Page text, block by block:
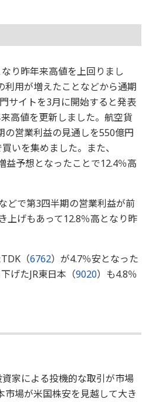
り昨年来高値を上回りまし
用が増えたことなどから通期
サイトを3月に開始すると発表
高値を更新しました。航空貨
営業利益の見通しを550億円
いを集めました。また、
益予想となったことで12.4％高
どで第3四半期の営業利益が前
上げもあって12.8％高となり昨
（6762）が4.7％安となった
げたJR東日本（9020）も4.8％
家による投機的な取引が市場
場が米国株安を見越して大き